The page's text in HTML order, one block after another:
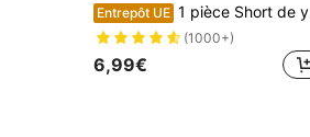
Entrepôt UE 1 pièce Short de yoga confortable taille haute pour femmes, short triangle lisse à haute élasticité, short de fitness et d'entraînement
(1000+)
6,99€